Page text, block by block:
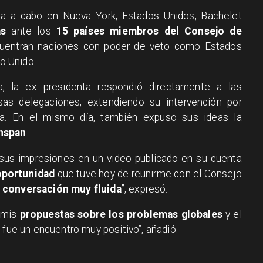
a cabo en Nueva York, Estados Unidos, Bachelet
ante los 15 países miembros del Consejo de
naciones con poder de veto como Estados
Unido.
la ex presidenta respondió directamente a las
delegaciones, extendiendo su intervención por
En el mismo día, también expuso sus ideas la
.
impresiones en un video publicado en su cuenta
que tuve hoy de reunirme con el Consejo
conversación muy fluida”, expresó.
propuestas sobre los problemas globalesy el
un encuentro muy positivo”, añadió.